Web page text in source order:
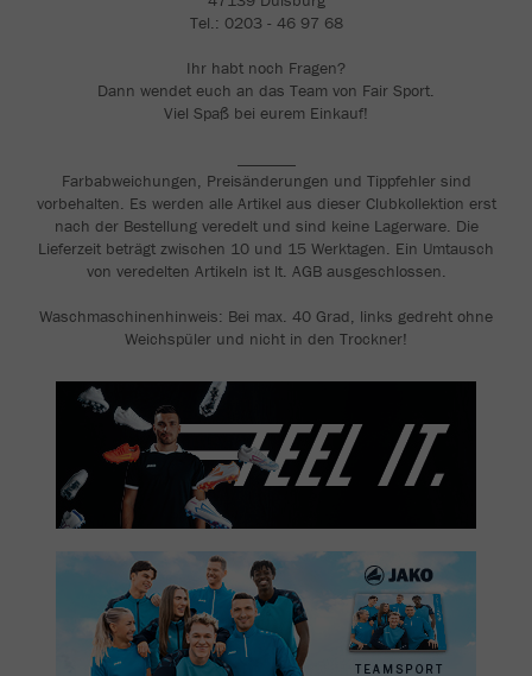
Tel.: 0203 - 46 97 68
Ihr habt noch Fragen?
Dann wendet euch an das Team von Fair Sport.
Viel Spaß bei eurem Einkauf!
Farbabweichungen, Preisänderungen und Tippfehler sind
vorbehalten. Es werden alle Artikel aus dieser Clubkollektion erst
nach der Bestellung veredelt und sind keine Lagerware. Die
Lieferzeit beträgt zwischen 10 und 15 Werktagen. Ein Umtausch
von veredelten Artikeln ist lt. AGB ausgeschlossen.
Waschmaschinenhinweis: Bei max. 40 Grad, links gedreht ohne
Weichspüler und nicht in den Trockner!